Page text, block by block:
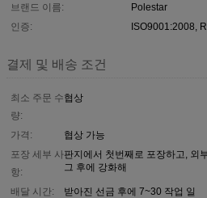
브랜드 이름:
Polestar
인증:
ISO9001:2008,
결제 및 배송 조건
최소 주문 수
량:
협상
가격:
협상 가능
포장 세부 사
항:
판지에서 첫번째로 포장하고, 외
그 후에 강화해
배달 시간:
받아진 선금 후에 7~30 작업 일